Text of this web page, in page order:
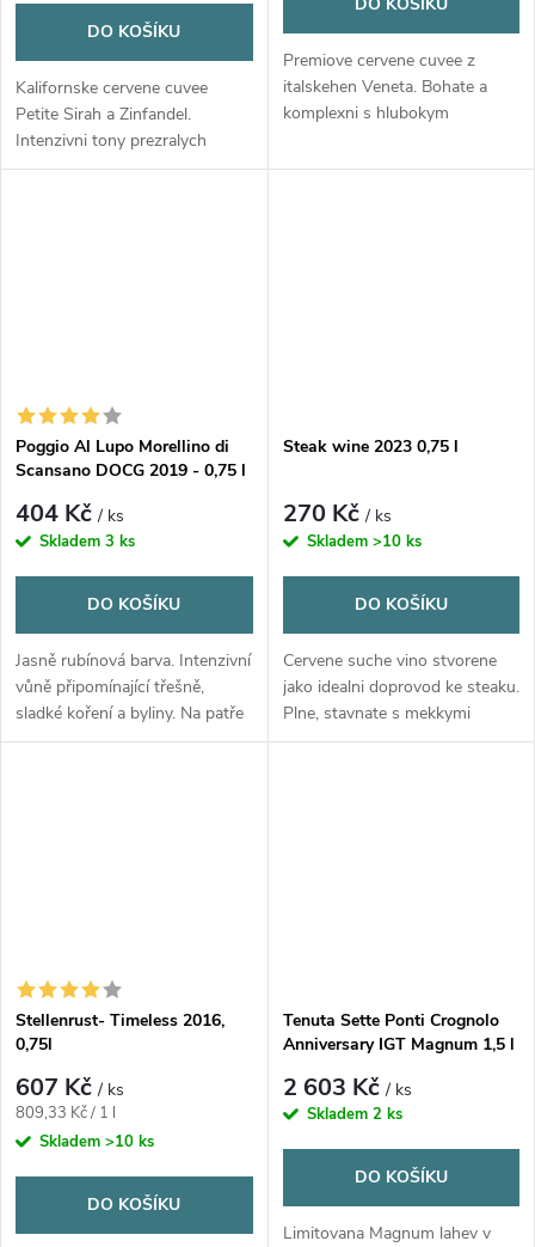
DO KOŠÍKU
Kalifornske cervene cuvee
Petite Sirah a Zinfandel.
Intenzivni tony prezralych
tresni, koreni, vanilky a
Premiove cervene cuvee z
italskehen Veneta. Bohate a
komplexni s hlubokym
elegantnim dubovym pozadim.
Poggio Al Lupo Morellino di
Scansano DOCG 2019 - 0,75 l
404 Kč/ ks
Skladem 3 ks
DO KOŠÍKU
Jasně rubínová barva. Intenzivní
vůně připomínající třešně,
sladké koření a byliny. Na patře
výrazná ovocitá chuť se skvěle
Steak wine 2023 0,75 l
270 Kč/ ks
Skladem >10 ks
DO KOŠÍKU
Cervene suche vino stvorene
jako idealni doprovod ke steaku.
Plne, stavnate s mekkymi
taniny a ovocnym charakterem.
Stellenrust- Timeless 2016,
0,75l
607 Kč/ ks
Měrná
cena:
809,33 Kč / 1 l
Skladem >10 ks
DO KOŠÍKU
Tenuta Sette Ponti Crognolo
Anniversary IGT Magnum 1,5 l
2 603 Kč/ ks
Skladem 2 ks
DO KOŠÍKU
Limitovana Magnum lahev v